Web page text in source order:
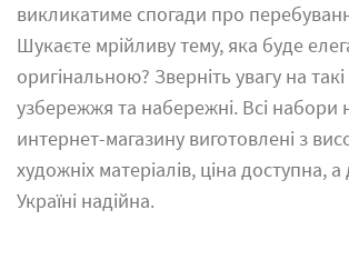
викликатиме спогади про
Шукаєте мрійливу тему, яка буде
оригінальною? Зверніть увагу на
узбережжя та набережні. Всі набори
интернет-магазину виготовлені з
художніх матеріалів, ціна доступна,
Україні надійна.